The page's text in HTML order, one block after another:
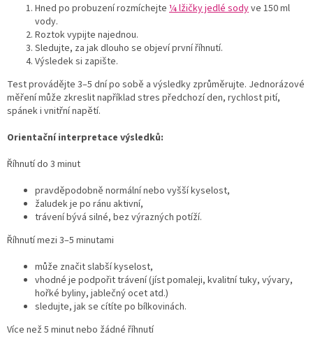
Hned po probuzení rozmíchejte ¼ lžičky jedlé sodyve 150 ml
vody.
Roztok vypijte najednou.
Sledujte, za jak dlouho se objeví první říhnutí.
Výsledek si zapište.
Test provádějte 3–5 dní po sobě a výsledky zprůměrujte. Jednorázové
měření může zkreslit například stres předchozí den, rychlost pití,
spánek i vnitřní napětí.
Orientační interpretace výsledků:
Říhnutí do 3 minut
pravděpodobně normální nebo vyšší kyselost,
žaludek je po ránu aktivní,
trávení bývá silné, bez výrazných potíží.
Říhnutí mezi 3–5 minutami
může značit slabší kyselost,
vhodné je podpořit trávení (jíst pomaleji, kvalitní tuky, vývary,
hořké byliny, jablečný ocet atd.)
sledujte, jak se cítíte po bílkovinách.
Více než 5 minut nebo žádné říhnutí